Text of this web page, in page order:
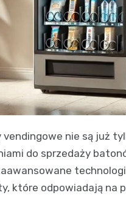
vendingowe nie są już
do sprzedaży
które odpowiadają na